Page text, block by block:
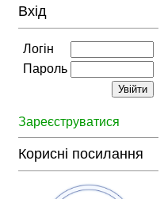
Вхід
Логін
Пароль
Зареєструватися
Корисні посилання